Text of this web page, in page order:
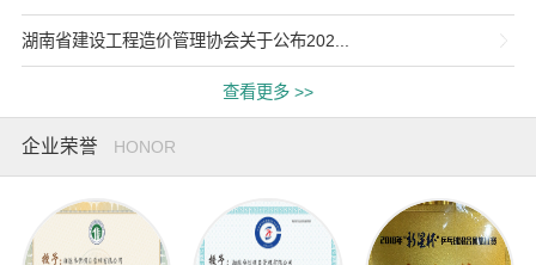
湖南省建设工程造价管理协会关于公布202...
查看更多 >>
企业荣誉 HONOR